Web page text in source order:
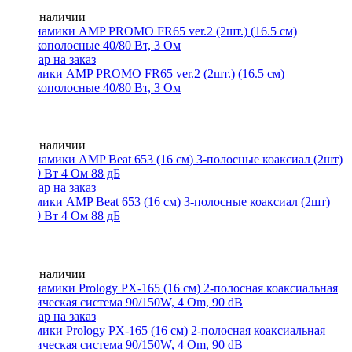
Нет в наличии
Динамики AMP PROMO FR65 ver.2 (2шт.) (16.5 см)
широкополосные 40/80 Вт, 3 Ом
Нет в наличии
Динамики AMP Beat 653 (16 см) 3-полосные коаксиал (2шт)
50/100 Вт 4 Ом 88 дБ
Нет в наличии
Динамики Prology PX-165 (16 см) 2-полосная коаксиальная
акустическая система 90/150W, 4 Om, 90 dB